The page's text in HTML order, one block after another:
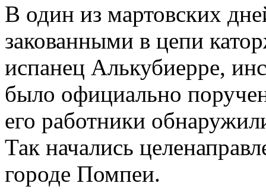
В один из мартовских
закованными в цепи
испанец Алькубиерре,
было официально
его работники
Так начались
городе Помпеи.